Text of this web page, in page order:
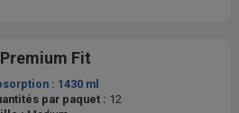
Fit
: 1430 ml
par paquet : 12